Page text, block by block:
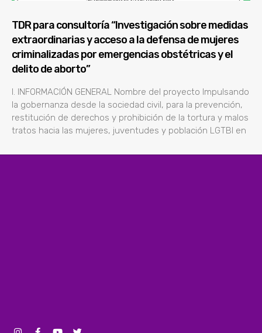
TDR para consultoría “Investigación sobre medidas
extraordinarias y acceso a la defensa de mujeres
criminalizadas por emergencias obstétricas y el
delito de aborto”
l. INFORMACIÓN GENERAL Nombre del proyecto Impulsando
la gobernanza desde la sociedad civil, para la prevención,
restitución de derechos y prohibición de la tortura y malos
tratos hacia las mujeres, juventudes y población LGTBI en